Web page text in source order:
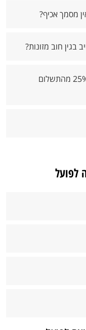
מסמך אכיף?
בגין חוב מזונות?
האם אני צריך לשלם סכום קבוע או 25% מהתשלום
לפועל